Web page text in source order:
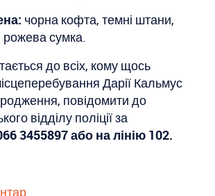
чорна кофта, темні штани,
рожева сумка.
до всіх, кому щось
Дарії Кальмус
повідомити до
відділу поліції за
3455897 або на лінію 102.